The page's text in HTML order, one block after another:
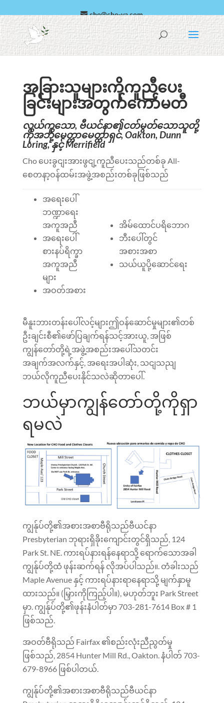
cho@cho-va.com
Arabic အဘိဓါန်
Español
အခြားသူများကိုကူညီပေး
ခြင်းများအတွက်ကော်မတီ
လွယ်ကူသော, ဗီယင်နာ၏ငတ်မွတ်သောသူတို့
ကိုအဘို့မေတ္တာမေတ္တာရှင်, Oakton, Dunn
Loring, နှင့် Merrifield
Cho ပေးခွငျးအားဖွငျ့ကူညီပေးသည်တစ်ခု All-
စေတနာ့ဝန်ထမ်းအဖွဲ့အစည်းတစ်ခုဖြစ်သည်
အရေးပေါ်
ဘဏ္ဍာရေး
အကူအညီ
အရေးပေါ်
စားနပ်ရိက္ခာ
အကူအညီ
များ
အဝတ်အစား
အိမ်ထောင်ပရိဘောဂ
ဘီးပေါ်တွင်
အစားအစာ
သယ်ယူပို့ဆောင်ရေး
မီနူးဘားတန်းပေါ်လင့်များဤဝန်ဆောင်မှုများ၏တစ်
ဦးချင်းစီ၏ဖော်ပြချက်ရန်သင့်အားယူ, အဖြစ်
ကျွန်တော်တို့ရဲ့အဖွဲ့အစည်းအပေါ်သတင်း
အချက်အလက်နှင့်, အရေးအပါဆုံး, သငျသညျ
ဘယ်လိုကူညီပေးနိုင်သလဲဆိုတာပေါ်.
ဘယ်မှာကျွန်တော်တို့ကိုရှာ
ရမလဲ
ကျွန်ုပ်တို့၏အစားအစာဗီရိုသည်ဗီယင်နာ
Presbyterian ဘုရားရှိခိုးကျောင်းတွင်ရှိသည်, 124
Park St. NE. ကားရပ်နားရန်နေရာသို့ ရောက်သောအခါ
ကျွန်ုပ်တို့ထံ ဖုန်းဆက်ရန် လိုအပ်ပါသည်။. တံခါးသည်
Maple Avenue နှင့် ကားရပ်နားရာနေရာသို့ မျက်နှာမူ
ထားသည်။ (မြှားကိုကြည့်ပါ။), မဟုတ်ဘူး Park Street
မှာ. ကျွန်ုပ်တို့၏ဖုန်းနံပါတ်မှာ 703-281-7614 Box # 1
ဖြစ်သည်.
အဝတ်ဗီရိုသည် Fairfax ၏စည်းလုံးညီညွတ်မှု
ဖြစ်သည်, 2854 Hunter Mill Rd., Oakton. နံပါတ် 703-
679-8966 ဖြစ်ပါတယ်.
ကျွန်ုပ်တို့၏အစားအစာဗီရိုသည်ဗီယင်နာ